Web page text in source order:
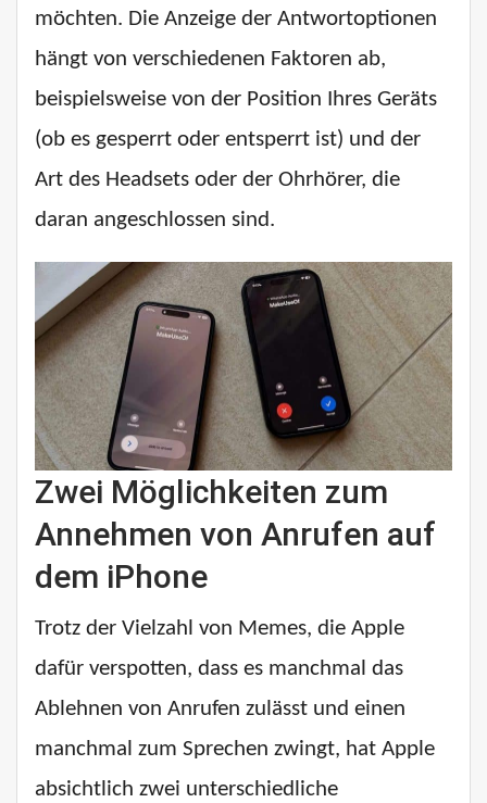
möchten. Die Anzeige der Antwortoptionen
hängt von verschiedenen Faktoren ab,
beispielsweise von der Position Ihres Geräts
(ob es gesperrt oder entsperrt ist) und der
Art des Headsets oder der Ohrhörer, die
daran angeschlossen sind.
Zwei Möglichkeiten zum
Annehmen von Anrufen auf
dem iPhone
Trotz der Vielzahl von Memes, die Apple
dafür verspotten, dass es manchmal das
Ablehnen von Anrufen zulässt und einen
manchmal zum Sprechen zwingt, hat Apple
absichtlich zwei unterschiedliche